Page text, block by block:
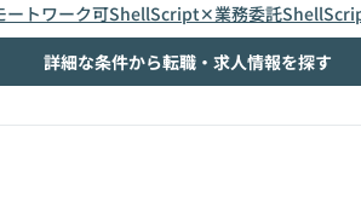
トワーク可ShellScript✕業務委託
詳細な条件から転職・求人情報を探す